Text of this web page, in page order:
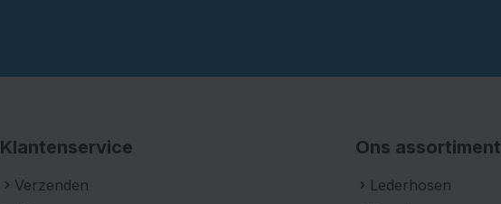
Klantenservice
Verzenden
Ons assortiment
Lederhosen